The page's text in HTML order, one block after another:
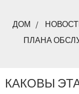
ДОМ
ПЛАНА
КАКОВЫ